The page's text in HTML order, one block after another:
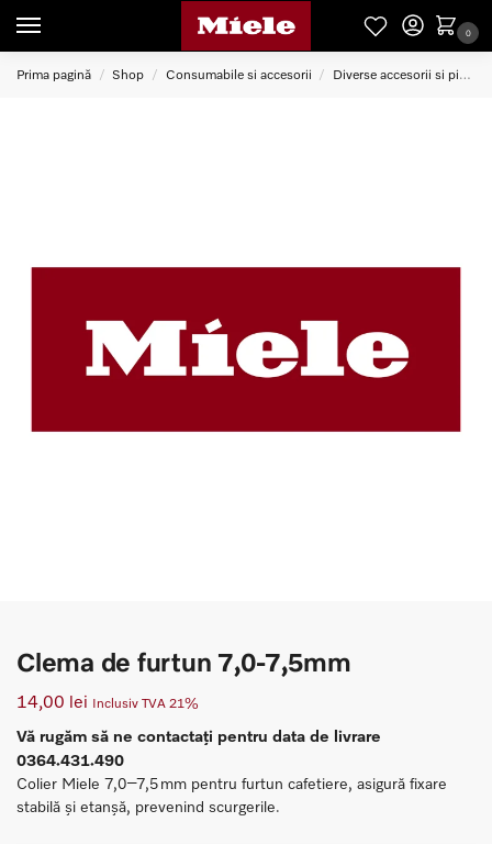
0
Prima pagină / Shop / Consumabile si accesorii / Diverse accesorii si piese service
Clema de furtun 7,0-7,5mm
14,00 lei Inclusiv TVA 21%
Vă rugăm să ne contactați pentru data de livrare
0364.431.490
Colier Miele 7,0–7,5 mm pentru furtun cafetiere, asigură fixare
stabilă și etanșă, prevenind scurgerile.